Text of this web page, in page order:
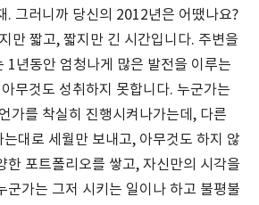
. 그러니까 당신의 2012년은 어땠나요?
만 짧고, 짧지만 긴 시간입니다. 주변을
1년동안 엄청나게 많은 발전을 이루는
무것도 성취하지 못합니다. 누군가는
가를 착실히 진행시켜나가는데, 다른
대로 세월만 보내고, 아무것도 하지 않
한 포트폴리오를 쌓고, 자신만의 시각을
군가는 그저 시키는 일이나 하고 불평불